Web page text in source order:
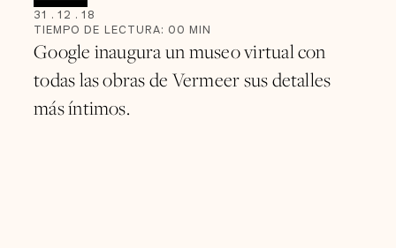
31 . 12 . 18
TIEMPO DE LECTURA: 00 MIN
Google inaugura un museo virtual con
todas las obras de Vermeer sus detalles
más íntimos.